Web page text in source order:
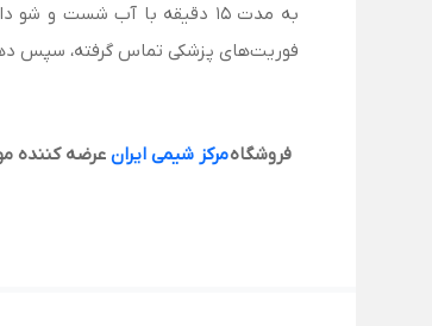
به مدت 15 دقیقه با آب شست
فوریت‌های پزشکی تماس گرفته، سپس دهان فرد را با مقداری آب سرد
فروشگاهمرکز شیمی ایران عرضه کننده